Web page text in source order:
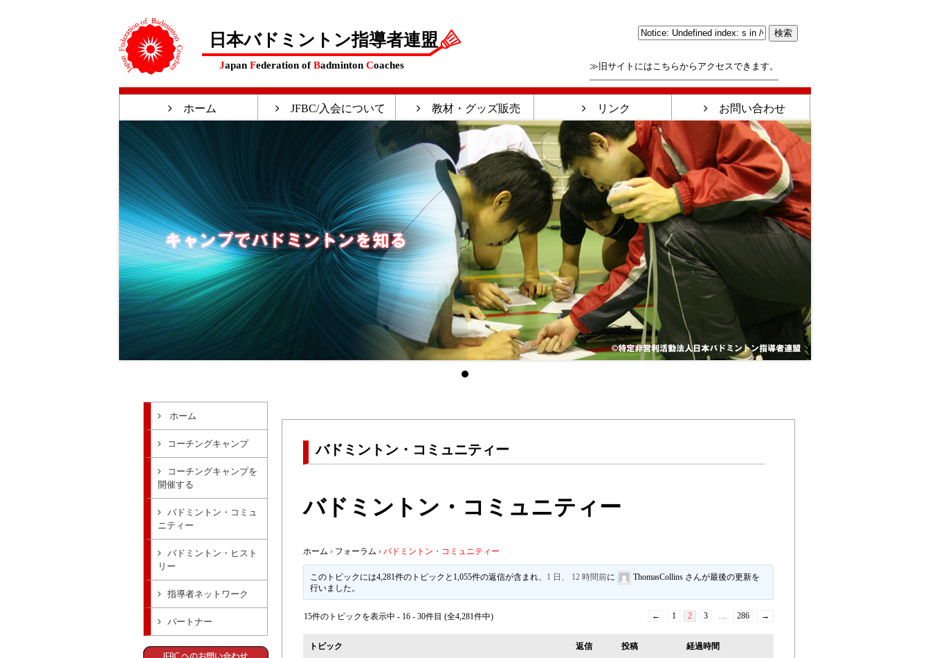
日本バドミントン指導者連盟
Japan Federation ofBadminton Coaches ≫旧サイトにはこちらからアクセスできます。
ホーム JFBC/入会について 教材・グッズ販売 リンク お問い合わせ
ホーム
コーチングキャンプ
コーチングキャンプを
開催する
バドミントン・コミュ
ニティー
バドミントン・ヒスト
リー
指導者ネットワーク
パートナー
バドミントン・コミュニティー
バドミントン・コミュニティー
ホーム › フォーラム › バドミントン・コミュニティー
このトピックには4,281件のトピックと1,055件の返信が含まれ、 1 日、 12 時間前に
ThomasCollins さんが最後の更新を
行いました。
15件のトピックを表示中 - 16 - 30件目 (全4,281件中) ← 1 2 3 … 286 →
トピック 返信 投稿 経過時間